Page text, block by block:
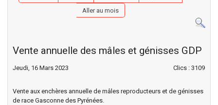
Aller au mois
Vente annuelle des mâles et génisses GDP
Jeudi, 16 Mars 2023 Clics : 3109
Vente aux enchères annuelle de mâles reproducteurs et de génisses
de race Gasconne des Pyrénées.